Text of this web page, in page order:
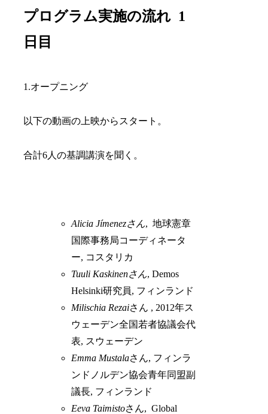
プログラム実施の流れ 1
日目
1.オープニング
以下の動画の上映からスタート。
合計6人の基調講演を聞く。
Alicia Jímenezさん, 地球憲章
国際事務局コーディネータ
ー, コスタリカ
Tuuli Kaskinenさん, Demos
Helsinki研究員, フィンランド
Milischia Rezaiさん , 2012年ス
ウェーデン全国若者協議会代
表, スウェーデン
Emma Mustalaさん, フィンラ
ンドノルデン協会青年同盟副
議長, フィンランド
Eeva Taimistoさん, Global